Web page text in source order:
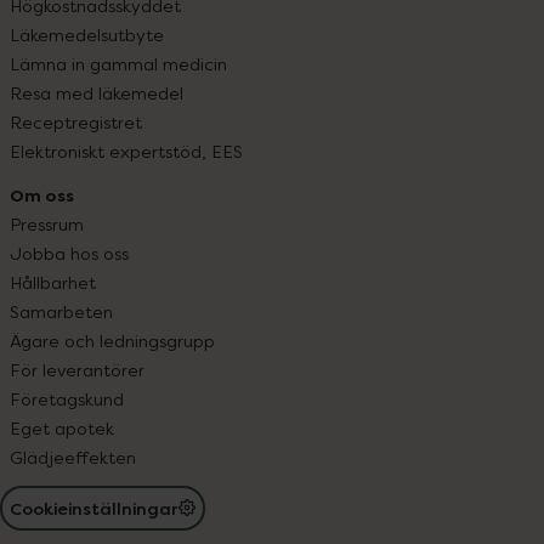
Högkostnadsskyddet
Läkemedelsutbyte
Lämna in gammal medicin
Resa med läkemedel
Receptregistret
Elektroniskt expertstöd, EES
Om oss
Pressrum
Jobba hos oss
Hållbarhet
Samarbeten
Ägare och ledningsgrupp
För leverantörer
Företagskund
Eget apotek
Glädjeeffekten
Cookieinställningar